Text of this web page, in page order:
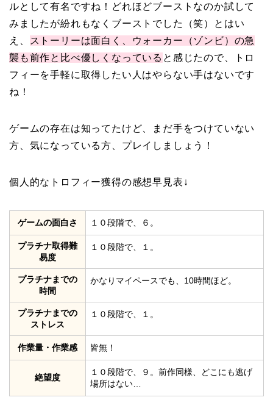
ルとして有名ですね！どれほどブーストなのか試して
みましたが紛れもなくブーストでした（笑）とはい
え、
ストーリーは面白く、ウォーカー（ゾンビ）の急
襲も前作と比べ優しくなっている と感じたので、トロ
フィーを手軽に取得したい人はやらない手はないです
ね！
ゲームの存在は知ってたけど、まだ手をつけていない
方、気になっている方、プレイしましょう！
個人的なトロフィー獲得の感想早見表↓
ゲームの面白さ １０段階で、６。
プラチナ取得難
易度
１０段階で、１。
プラチナまでの
時間
かなりマイペースでも、10時間ほど。
プラチナまでの
ストレス
１０段階で、１。
作業量・作業感 皆無！
絶望度
１０段階で、９。前作同様、どこにも逃げ
場所はない…